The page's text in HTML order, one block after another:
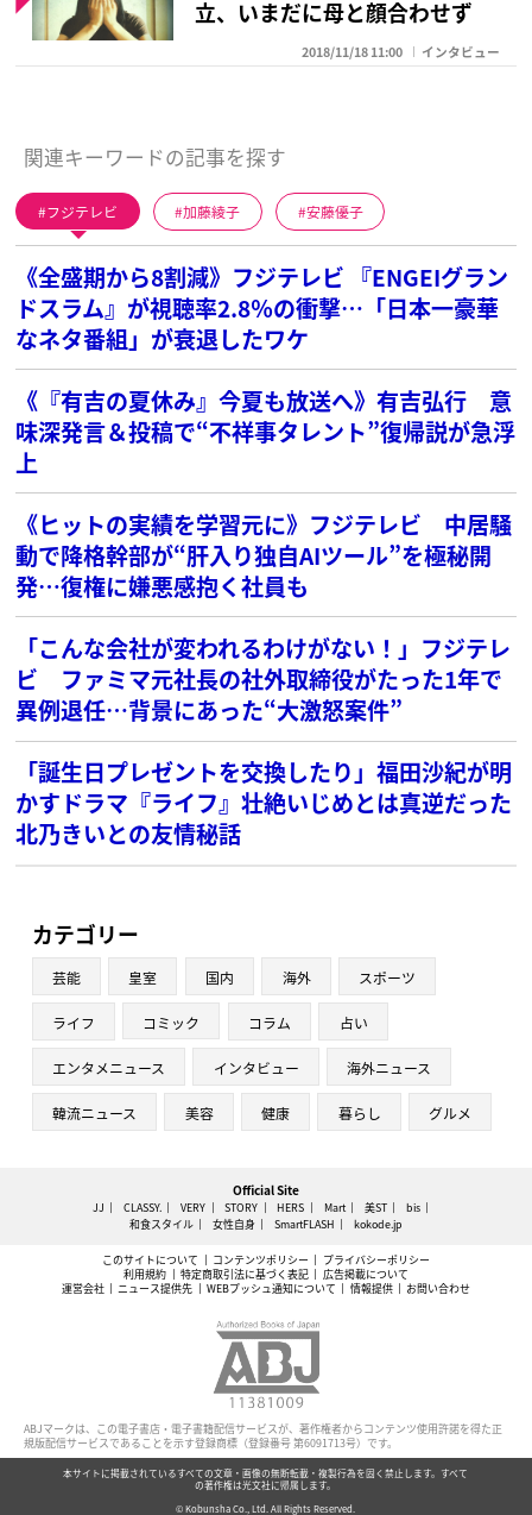
立、いまだに母と顔合わせず
2018/11/18 11:00 インタビュー
関連キーワードの記事を探す
フジテレビ 加藤綾子 安藤優子
《全盛期から8割減》フジテレビ 『ENGEIグラン
ドスラム』が視聴率2.8％の衝撃…「日本一豪華
なネタ番組」が衰退したワケ
《『有吉の夏休み』今夏も放送へ》有吉弘行 意
味深発言＆投稿で“不祥事タレント”復帰説が急浮
上
《ヒットの実績を学習元に》フジテレビ 中居騒
動で降格幹部が“肝入り独自AIツール”を極秘開
発…復権に嫌悪感抱く社員も
「こんな会社が変われるわけがない！」フジテレ
ビ ファミマ元社長の社外取締役がたった1年で
異例退任…背景にあった“大激怒案件”
「誕生日プレゼントを交換したり」福田沙紀が明
かすドラマ『ライフ』壮絶いじめとは真逆だった
北乃きいとの友情秘話
カテゴリー
芸能 皇室 国内 海外 スポーツ
ライフ コミック コラム 占い
エンタメニュース インタビュー 海外ニュース
韓流ニュース 美容 健康 暮らし グルメ
Official Site
JJ CLASSY. VERY STORY HERS Mart 美ST
bis
和食スタイル
女性自身 SmartFLASH kokode.jp
このサイトについて コンテンツポリシー
プライバシーポリシー
利用規約
特定商取引法に基づく表記
広告掲載について
運営会社
ニュース提供先 WEBプッシュ通知について 情報提供 お問い合わせ
ABJマークは、この電子書店・電子書籍配信サービスが、著作権者からコンテンツ使用許諾を得た正
規版配信サービスであることを示す登録商標（登録番号 第6091713号）です。
本サイトに掲載されているすべての文章・画像の無断転載・複製行為を固く禁止します。すべて
の著作権は光文社に帰属します。
© Kobunsha Co., Ltd. All Rights Reserved.